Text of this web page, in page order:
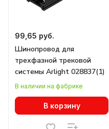
99,65 руб.
Шинопровод для
трехфазной трековой
системы Arlight 028837(1)
В наличии на фабрике
В корзину